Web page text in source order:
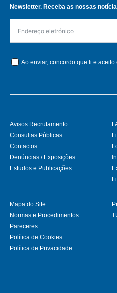
Newsletter. Receba as nossas
Ao enviar, concordo que li e aceito
Avisos Recrutamento
Consultas Públicas
Contactos
Denúncias / Exposições
Estudos e Publicações
Mapa do Site
Normas e Procedimentos
Pareceres
Política de Cookies
Política de Privacidade